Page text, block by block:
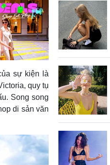
sự kiện là
quy tụ
Song song
di sản văn